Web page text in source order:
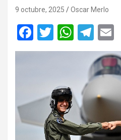
9 octubre, 2025 Oscar Merlo
F
a
o
k
T
wi
er
W
h
A
p
p
T
el
e
gr
a